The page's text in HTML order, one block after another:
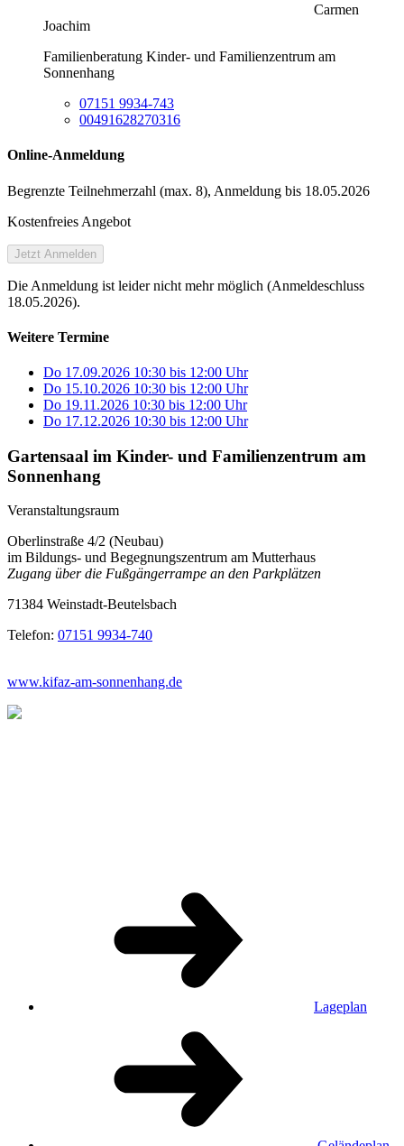
Carmen
Joachim
Familienberatung Kinder- und Familienzentrum am
Sonnenhang
07151 9934-743
00491628270316
Online-Anmeldung
Begrenzte Teilnehmer­zahl (max. 8), Anmeldung bis 18.05.2026
Kostenfreies Angebot
Jetzt Anmelden
Die Anmeldung ist leider nicht mehr möglich (Anmeldeschluss
18.05.2026).
Weitere Termine
Do 17.09.2026 10:30 bis 12:00 Uhr
Do 15.10.2026 10:30 bis 12:00 Uhr
Do 19.11.2026 10:30 bis 12:00 Uhr
Do 17.12.2026 10:30 bis 12:00 Uhr
Gartensaal im Kinder- und Familienzentrum am
Sonnenhang
Veranstaltungsraum
Oberlinstraße 4/2 (Neubau)
im Bildungs- und Begegnungszentrum am Mutterhaus
Zugang über die Fußgängerrampe an den Parkplätzen
71384 Weinstadt-Beutelsbach
Telefon: 07151 9934-740
www.kifaz-am-sonnenhang.de
Lageplan